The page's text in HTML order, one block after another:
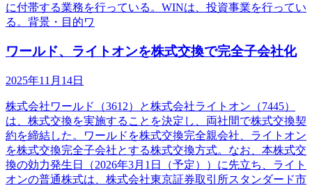
に付帯する業務を行っている。WINは、投資事業を行ってい
る。背景・目的ワ
ワールド、ライトオンを株式交換で完全子会社化
2025年11月14日
株式会社ワールド（3612）と株式会社ライトオン（7445）
は、株式交換を実施することを決定し、両社間で株式交換契
約を締結した。ワールドを株式交換完全親会社、ライトオン
を株式交換完全子会社とする株式交換方式。なお、本株式交
換の効力発生日（2026年3月1日（予定））に先立ち、ライト
オンの普通株式は、株式会社東京証券取引所スタンダード市